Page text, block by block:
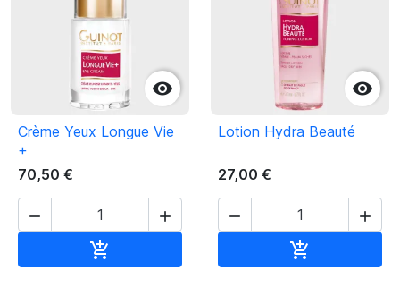

Crème Yeux Longue Vie
+
70,50 €
 


Lotion Hydra Beauté
27,00 €
 
